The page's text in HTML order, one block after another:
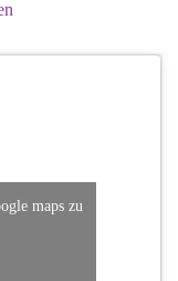
maps zu